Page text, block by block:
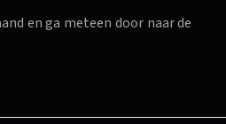
en ga meteen door naar de